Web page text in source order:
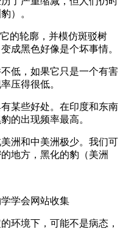
）。
的轮廓，并模仿斑驳树
成黑色好像是个坏事情。
低，如果它只是一个有害
压得很低。
某些好处。在印度和东南
的出现频率最高。
洲和中美洲极少。我们可
地方，黑化的豹（美洲
学会网站收集
环境下，可能不是病态，